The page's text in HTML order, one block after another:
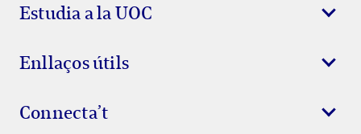
Estudia a la UOC
Enllaços útils
Connecta’t